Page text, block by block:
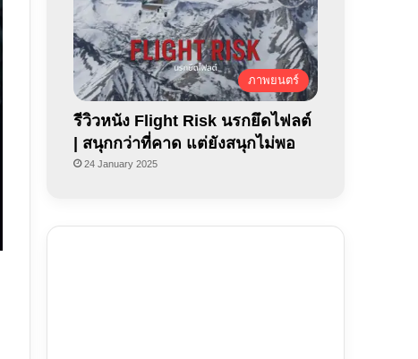
ภาพยนตร์
รีวิวหนัง Flight Risk นรกยึดไฟลต์
| สนุกกว่าที่คาด แต่ยังสนุกไม่พอ
24 January 2025